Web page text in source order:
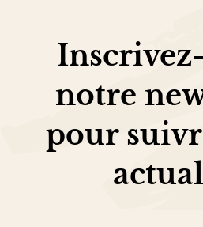
notre
pour